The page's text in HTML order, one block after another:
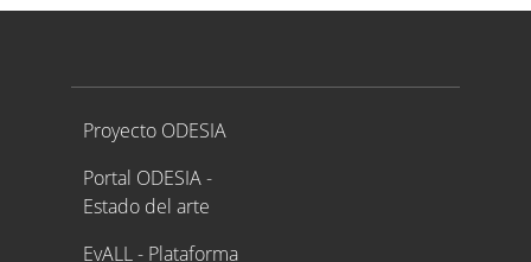
Proyecto ODESIA
Proyecto ODESIA
Portal ODESIA -
Estado del arte
EvALL - Plataforma